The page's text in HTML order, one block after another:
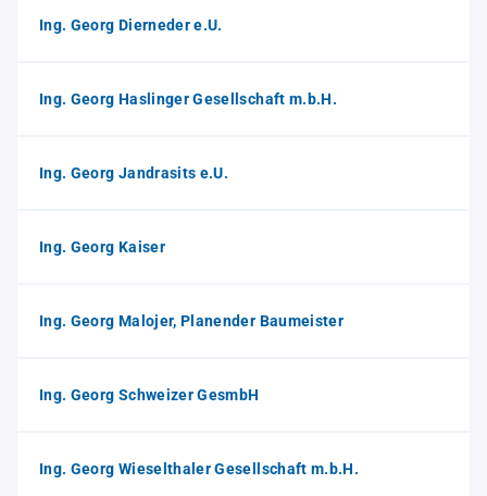
Ing. Georg Dierneder e.U.
Ing. Georg Haslinger Gesellschaft m.b.H.
Ing. Georg Jandrasits e.U.
Ing. Georg Kaiser
Ing. Georg Malojer, Planender Baumeister
Ing. Georg Schweizer GesmbH
Ing. Georg Wieselthaler Gesellschaft m.b.H.